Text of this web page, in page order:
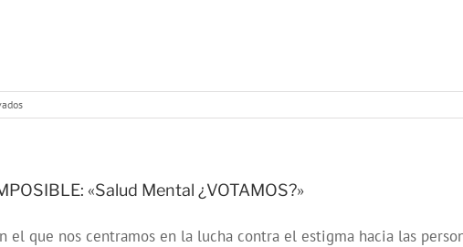
en
MEJOR
Confiar
«Salud Mental ¿VOTAMOS?»
el que nos centramos en la lucha contra el estigma hacia las